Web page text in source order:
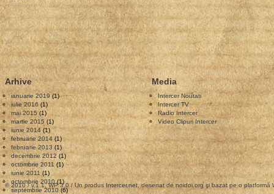
Arhive
ianuarie 2019(1)
iulie 2016(1)
mai 2015 (1)
martie 2015 (1)
iunie 2014(1)
februarie 2014 (1)
februarie 2013 (1)
decembrie 2012 (1)
octombrie 2011(1)
iunie 2011 (1)
octombrie 2010 (1)
septembrie 2010 (6)
Media
Intercer Noutati
Intercer TV
Radio Intercer
Video Clipuri Intercer
© 2010 / v.1.1, WP 3.0 / Un produs Intercer.net, desenat de noidoi.org şi bazat pe o platformă